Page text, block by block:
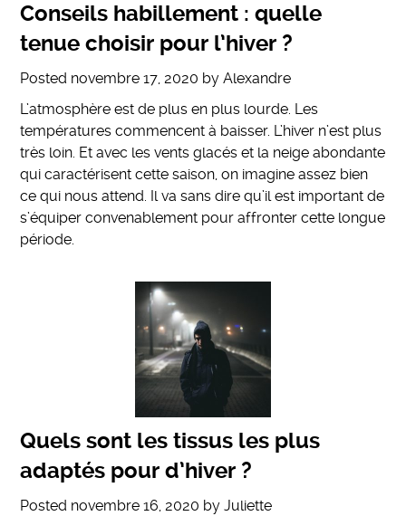
Conseils habillement : quelle
tenue choisir pour l’hiver ?
Posted novembre 17, 2020 byAlexandre
L’atmosphère est de plus en plus lourde. Les
températures commencent à baisser. L’hiver n’est plus
très loin. Et avec les vents glacés et la neige abondante
qui caractérisent cette saison, on imagine assez bien
ce qui nous attend. Il va sans dire qu’il est important de
s’équiper convenablement pour affronter cette longue
période.
Quels sont les tissus les plus
adaptés pour d’hiver ?
Posted novembre 16, 2020 byJuliette